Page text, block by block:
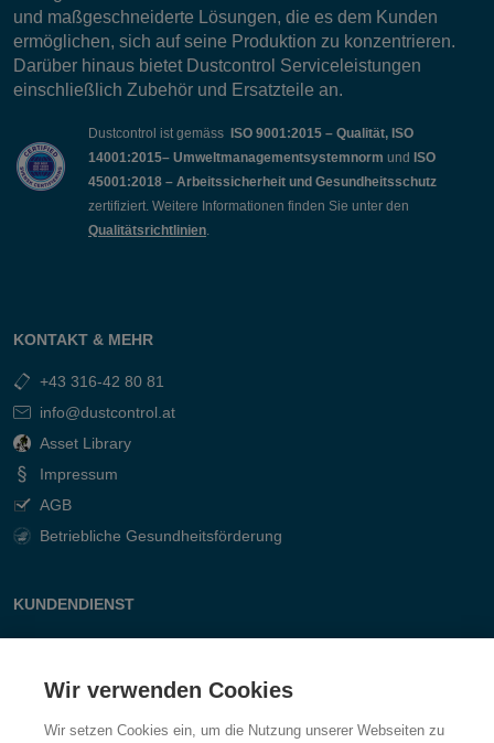
und maßgeschneiderte Lösungen, die es dem Kunden
ermöglichen, sich auf seine Produktion zu konzentrieren.
Darüber hinaus bietet Dustcontrol Serviceleistungen
einschließlich Zubehör und Ersatzteile an.
Dustcontrol ist gemäss
ISO 9001:2015 – Qualität, ISO
14001:2015– Umweltmanagementsystemnorm und ISO
45001:2018 – Arbeitssicherheit und Gesundheitsschutz
zertifiziert. Weitere Informationen finden Sie unter den
Qualitätsrichtlinien.
KONTAKT & MEHR
+43 316-42 80 81
info@dustcontrol.at
Asset Library
Impressum
AGB
Betriebliche Gesundheitsförderung
KUNDENDIENST
Wir verwenden Cookies
Wir setzen Cookies ein, um die Nutzung unserer Webseiten zu